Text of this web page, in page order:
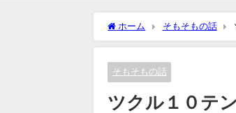
ホーム そもそもの話
そもそもの話
ツクル１０テ